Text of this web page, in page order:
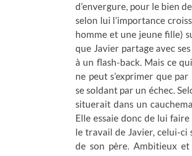
d’envergure, pour le bien
selon lui l’importance
homme et une jeune fille)
que Javier partage avec
à un flash-back. Mais ce
ne peut s’exprimer que
se soldant par un échec.
situerait dans un
Elle essaie donc de lui
le travail de Javier, celui-ci
de son père. Ambitieux